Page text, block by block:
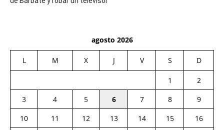
agosto 2026
L M X J V S D
1
2
3
4 5 6 7 8
9
10
11 12 13 14 15
16